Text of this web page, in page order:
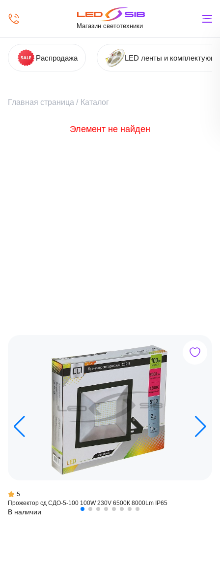
Магазин светотехники
Распродажа LED ленты и
Главная страница / Каталог
Элемент не найден
5
Прожектор сд СДО-5-100 100W 230V 6500К 8000Lm IP65
В наличии